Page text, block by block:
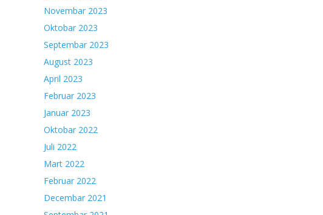
Novembar 2023
Oktobar 2023
Septembar 2023
August 2023
April 2023
Februar 2023
Januar 2023
Oktobar 2022
Juli 2022
Mart 2022
Februar 2022
Decembar 2021